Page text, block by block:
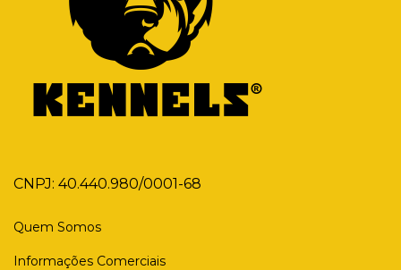
CNPJ: 40.440.980/0001-68
Quem Somos
Informações Comerciais